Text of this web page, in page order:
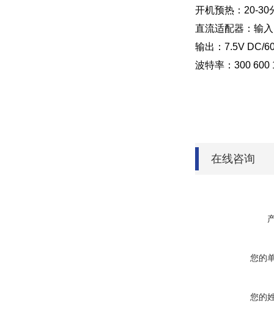
开机预热：20-30
直流适配器：输
输出：7.5V DC/
波特率：300 600
在线咨询
您的
您的